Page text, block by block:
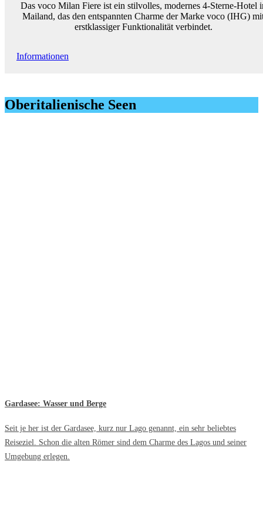
Das voco Milan Fiere ist ein stilvolles, modernes 4-Sterne-Hotel
Mailand, das den entspannten Charme der Marke voco (IHG)
erstklassiger Funktionalität verbindet.
Informationen
Oberitalienische Seen
Gardasee: Wasser und Berge
Seit je her ist der Gardasee, kurz nur Lago genannt, ein sehr beliebtes
Reiseziel. Schon die alten Römer sind dem Charme des Lagos und seiner
Umgebung erlegen.